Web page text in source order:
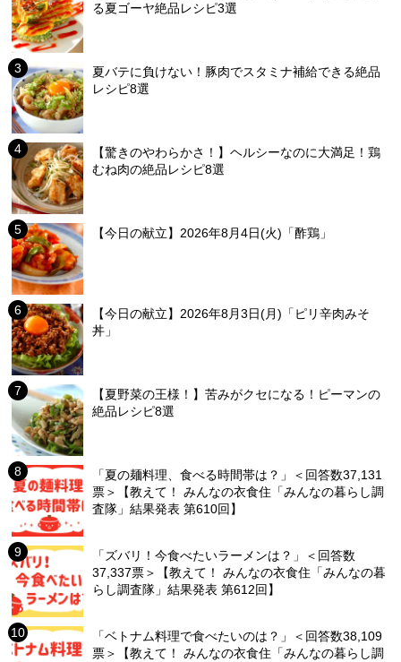
る夏ゴーヤ絶品レシピ3選
夏バテに負けない！豚肉でスタミナ補給できる絶品
レシピ8選
【驚きのやわらかさ！】ヘルシーなのに大満足！鶏
むね肉の絶品レシピ8選
【今日の献立】2026年8月4日(火)「酢鶏」
【今日の献立】2026年8月3日(月)「ピリ辛肉みそ
丼」
【夏野菜の王様！】苦みがクセになる！ピーマンの
絶品レシピ8選
「夏の麺料理、食べる時間帯は？」＜回答数37,131
票＞【教えて！ みんなの衣食住「みんなの暮らし調
査隊」結果発表 第610回】
「ズバリ！今食べたいラーメンは？」＜回答数
37,337票＞【教えて！ みんなの衣食住「みんなの暮
らし調査隊」結果発表 第612回】
「ベトナム料理で食べたいのは？」＜回答数38,109
票＞【教えて！ みんなの衣食住「みんなの暮らし調